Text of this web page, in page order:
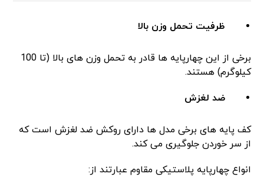
ظرفیت تحمل وزن بالا
برخی از این چهارپایه ها قادر به تحمل وزن های بالا (تا 100
کیلوگرم) هستند.
ضد لغزش
کف پایه های برخی مدل ها دارای روکش ضد لغزش است که
از سر خوردن جلوگیری می کند.
انواع چهارپایه پلاستیکی مقاوم عبارتند از: